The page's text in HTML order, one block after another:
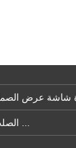
شاشة عرض